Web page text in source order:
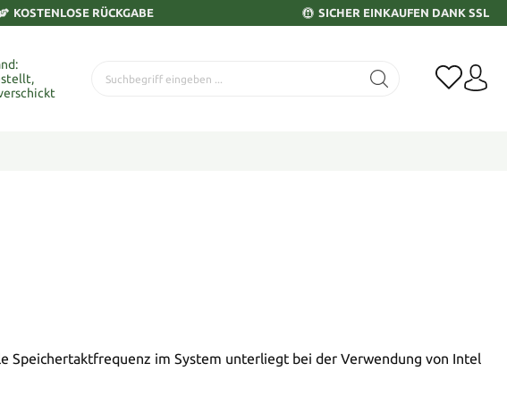
KOSTENLOSE RÜCKGABE SICHER EINKAUFEN DANK SSL
Speichertaktfrequenz im System unterliegt bei der Verwendung von Intel